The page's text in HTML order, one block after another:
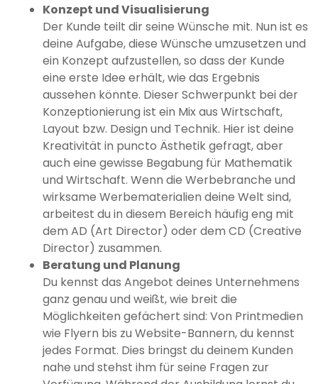
Konzept und Visualisierung
Der Kunde teilt dir seine Wünsche mit. Nun ist es
deine Aufgabe, diese Wünsche umzusetzen und
ein Konzept aufzustellen, so dass der Kunde
eine erste Idee erhält, wie das Ergebnis
aussehen könnte. Dieser Schwerpunkt bei der
Konzeptionierung ist ein Mix aus Wirtschaft,
Layout bzw. Design und Technik. Hier ist deine
Kreativität in puncto Ästhetik gefragt, aber
auch eine gewisse Begabung für Mathematik
und Wirtschaft. Wenn die Werbebranche und
wirksame Werbematerialien deine Welt sind,
arbeitest du in diesem Bereich häufig eng mit
dem AD (Art Director) oder dem CD (Creative
Director) zusammen.
Beratung und Planung
Du kennst das Angebot deines Unternehmens
ganz genau und weißt, wie breit die
Möglichkeiten gefächert sind: Von Printmedien
wie Flyern bis zu Website-Bannern, du kennst
jedes Format. Dies bringst du deinem Kunden
nahe und stehst ihm für seine Fragen zur